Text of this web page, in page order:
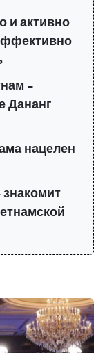
и активно
–
Дананг
нацелен